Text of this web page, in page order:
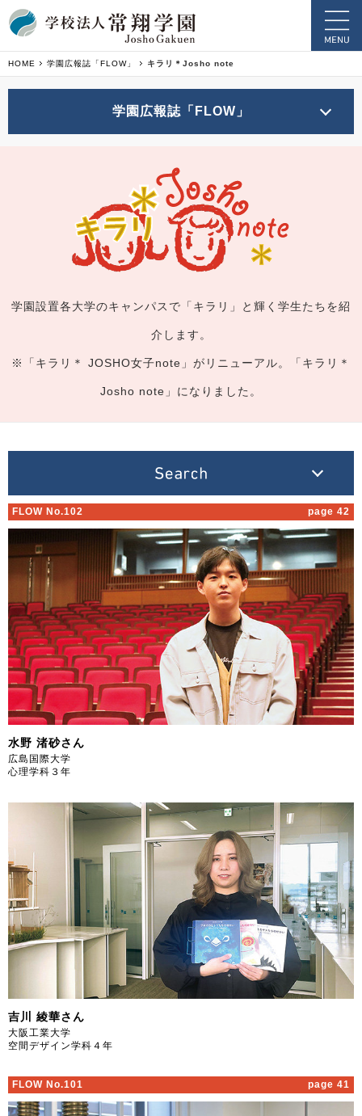
HOME 学園広報誌「FLOW」 キラリ＊Josho note
学園広報誌「FLOW」
学園設置各大学のキャンパスで「キラリ」と輝く学生たちを紹
介します。
※「キラリ＊ JOSHO女子note」がリニューアル。「キラリ＊
Josho note」になりました。
FLOW No.102 page 42
広島国際大学
心理学科３年
水野 渚砂さん
大阪工業大学
空間デザイン学科４年
吉川 綾華さん
FLOW No.101 page 41